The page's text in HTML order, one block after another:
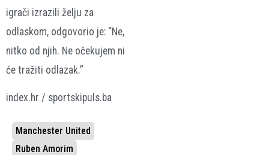
igrači izrazili želju za
odlaskom, odgovorio je: “Ne,
nitko od njih. Ne očekujem ni
će tražiti odlazak.”
index.hr / sportskipuls.ba
Manchester United
Ruben Amorim